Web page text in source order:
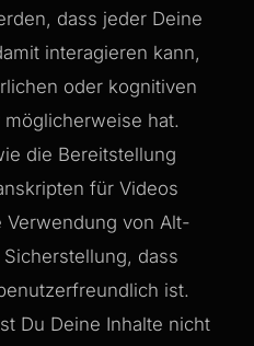
dass jeder Deine
interagieren kann,
oder kognitiven
hat.
die Bereitstellung
für Videos
Verwendung von Alt-
dass
ist.
Du Deine Inhalte nicht